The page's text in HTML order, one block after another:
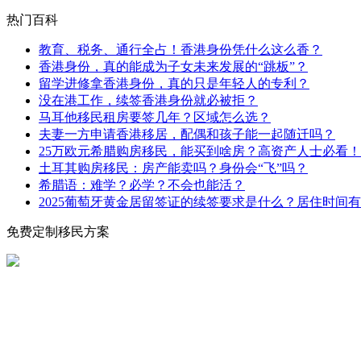
热门百科
教育、税务、通行全占！香港身份凭什么这么香？
香港身份，真的能成为子女未来发展的“跳板”？
留学进修拿香港身份，真的只是年轻人的专利？
没在港工作，续签香港身份就必被拒？
马耳他移民租房要签几年？区域怎么选？
夫妻一方申请香港移居，配偶和孩子能一起随迁吗？
25万欧元希腊购房移民，能买到啥房？高资产人士必看！
土耳其购房移民：房产能卖吗？身份会“飞”吗？
希腊语：难学？必学？不会也能活？
2025葡萄牙黄金居留签证的续签要求是什么？居住时间
免费定制移民方案